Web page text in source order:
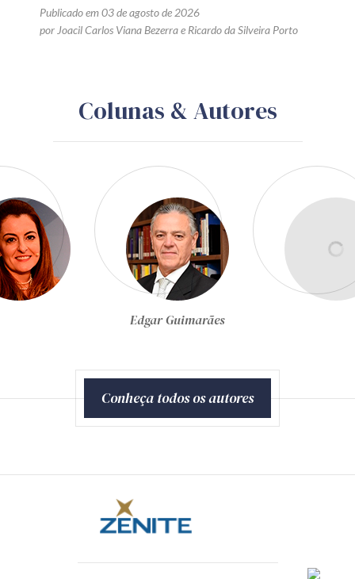
Publicado em 03 de agosto de 2026
por Joacil Carlos Viana Bezerrae Ricardo da Silveira Porto
Colunas & Autores
Egon Bockmann Moreira
Conheça todos os autores